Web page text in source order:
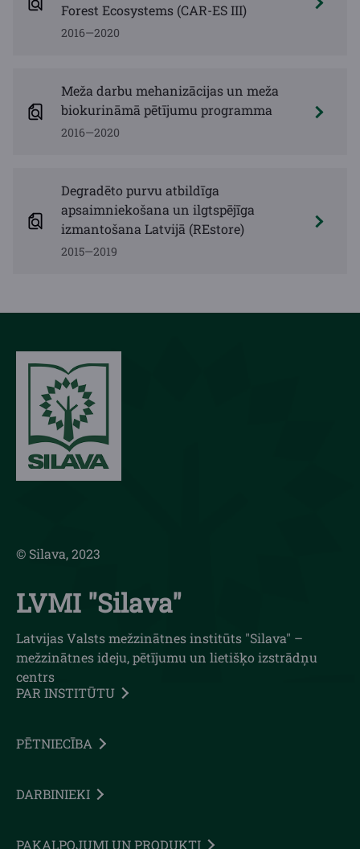
Forest Ecosystems (CAR-ES III)
2016—2020
Meža darbu mehanizācijas un meža
biokurināmā pētījumu programma
2016—2020
Degradēto purvu atbildīga
apsaimniekošana un ilgtspējīga
izmantošana Latvijā (REstore)
2015—2019
© Silava, 2023
LVMI "Silava"
Latvijas Valsts mežzinātnes institūts "Silava" –
mežzinātnes ideju, pētījumu un lietišķo izstrādņu
centrs
PAR INSTITŪTU
PĒTNIECĪBA
DARBINIEKI
PAKALPOJUMI UN PRODUKTI